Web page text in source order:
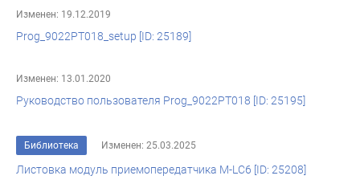
Изменен: 19.12.2019
Prog_9022PT018_setup [ID: 25189]
Изменен: 13.01.2020
Руководство пользователя Prog_9022PT018 [ID: 25195]
Библиотека Изменен: 25.03.2025
Листовка модуль приемопередатчика M-LC6 [ID: 25208]